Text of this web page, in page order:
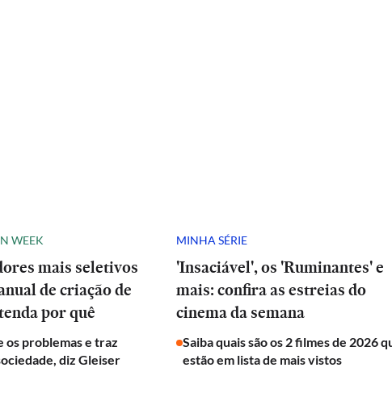
WEEK
mais seletivos
de criação de
por quê
os problemas e traz
diz Gleiser
MINHA SÉRIE
'Insaciável', os 'Ruminantes' e
mais: confira as estreias do
cinema da semana
Saiba quais são os 2 filmes de 2026
estão em lista de mais vistos